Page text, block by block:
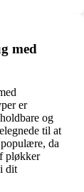
med
er
og
til at
da
pløkker
dit